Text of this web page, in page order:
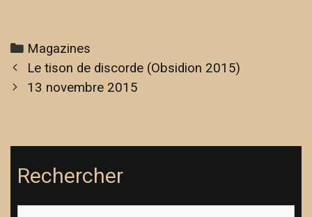
Magazines
Le tison de discorde (Obsidion 2015)
13 novembre 2015
Rechercher